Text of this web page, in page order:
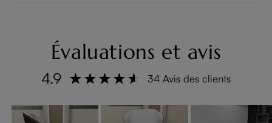
Évaluations et avis
4.9 34 Avis des clients